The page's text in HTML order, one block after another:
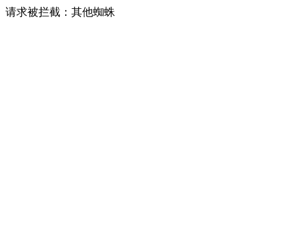
请求被拦截：其他蜘蛛